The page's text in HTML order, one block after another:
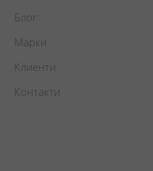
Блог
Марки
Клиенти
Контакти